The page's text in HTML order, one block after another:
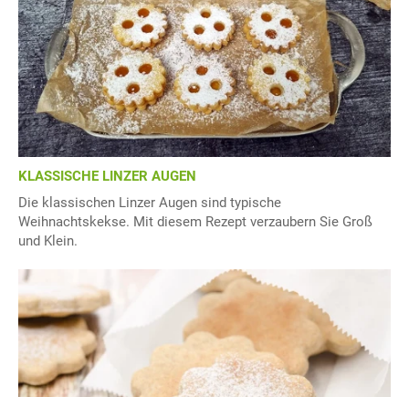
KLASSISCHE LINZER AUGEN
Die klassischen Linzer Augen sind typische
Weihnachtskekse. Mit diesem Rezept verzaubern Sie Groß
und Klein.